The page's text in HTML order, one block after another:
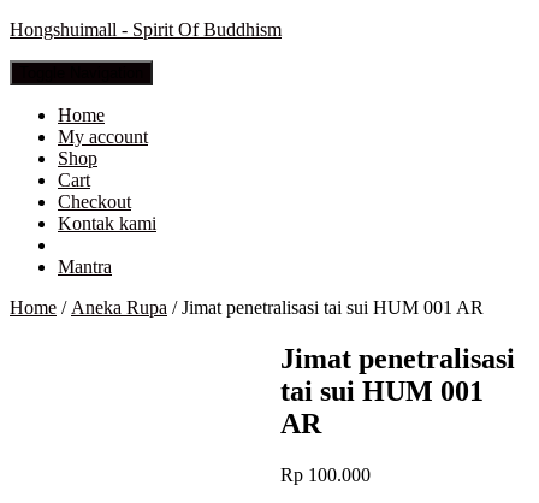
Hongshuimall - Spirit Of Buddhism
Home
My account
Shop
Cart
Checkout
Kontak kami
Mantra
Home / Aneka Rupa / Jimat penetralisasi tai sui HUM 001 AR
Jimat penetralisasi
tai sui HUM 001
AR
Rp100.000